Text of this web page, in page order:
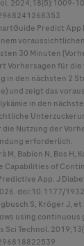
2024;18(5):1009-
Predict
30 Minuten
Vorhersagen für
in den nächsten 2
und zeigt das
in den
die Nutzung der
erforderlich.
M, Babion N, Bos H,
Capabilities of
App. J
doi:10.1177/
S, Kröger J,
using
Sci Technol.